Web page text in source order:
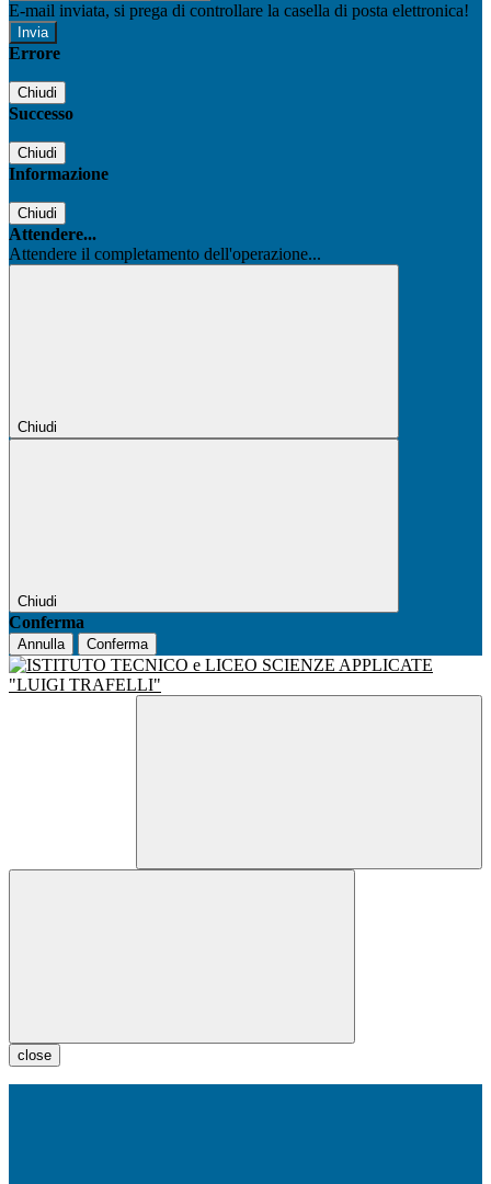
E-mail inviata, si prega di controllare la casella di posta elettronica!
Errore
Chiudi
Successo
Chiudi
Informazione
Chiudi
Attendere...
Attendere il completamento dell'operazione...
Chiudi
Chiudi
Conferma
Annulla Conferma
close